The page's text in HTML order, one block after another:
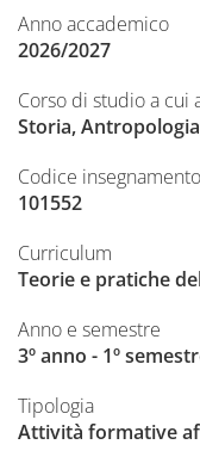
Anno accademico
2026/2027
Corso di studio a cui
Storia,
Codice insegnamento
101552
Curriculum
Teorie e pratiche
Anno e semestre
3º anno - 1º
Tipologia
Attività formative